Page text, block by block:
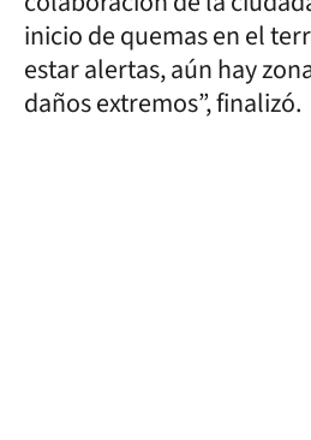
inicio de quemas en el
estar alertas, aún hay
daños extremos”, finalizó.